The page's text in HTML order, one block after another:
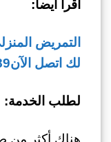
اقرأ أيضا:
التمريض
لك اتصل الآن01287223589
لطلب الخدمة:
هناك أكثر